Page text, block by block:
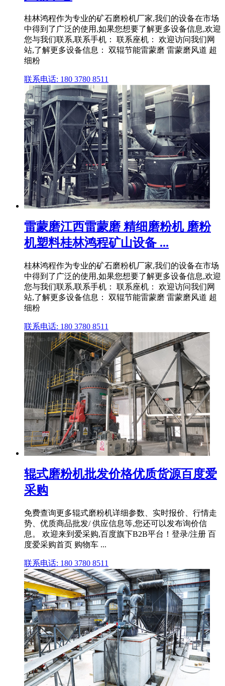
桂林鸿程作为专业的矿石磨粉机厂家,我们的设备在市场
中得到了广泛的使用,如果您想要了解更多设备信息,欢迎
您与我们联系,联系手机： 联系座机： 欢迎访问我们网
站,了解更多设备信息： 双辊节能雷蒙磨 雷蒙磨风道 超
细粉
联系电话: 180 3780 8511
雷蒙磨江西雷蒙磨 精细磨粉机 磨粉
机塑料桂林鸿程矿山设备 ...
桂林鸿程作为专业的矿石磨粉机厂家,我们的设备在市场
中得到了广泛的使用,如果您想要了解更多设备信息,欢迎
您与我们联系,联系手机： 联系座机： 欢迎访问我们网
站,了解更多设备信息： 双辊节能雷蒙磨 雷蒙磨风道 超
细粉
联系电话: 180 3780 8511
辊式磨粉机批发价格优质货源百度爱
采购
免费查询更多辊式磨粉机详细参数、实时报价、行情走
势、优质商品批发/ 供应信息等,您还可以发布询价信
息。 欢迎来到爱采购,百度旗下B2B平台！登录/注册 百
度爱采购首页 购物车 ...
联系电话: 180 3780 8511